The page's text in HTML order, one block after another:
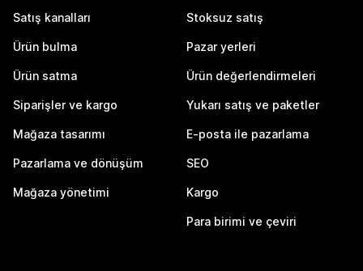
Satış kanalları
Ürün bulma
Ürün satma
Siparişler ve kargo
Mağaza tasarımı
Pazarlama ve dönüşüm
Mağaza yönetimi
Stoksuz satış
Pazar yerleri
Ürün değerlendirmeleri
Yukarı satış ve paketler
E-posta ile pazarlama
SEO
Kargo
Para birimi ve çeviri